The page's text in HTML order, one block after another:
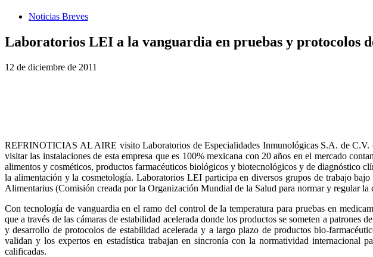
Noticias Breves
Laboratorios LEI a la vanguardia en pruebas y protocolos
12 de diciembre de 2011
REFRINOTICIAS AL AIRE visito Laboratorios de Especialidades Inmunológicas S.A. de
visitar las instalaciones de esta empresa que es 100% mexicana con 20 años en el mercado
alimentos y cosméticos, productos farmacéuticos biológicos y biotecnológicos y de diagnóstico
la alimentación y la cosmetología. Laboratorios LEI participa en diversos grupos de trabajo
Alimentarius (Comisión creada por la Organización Mundial de la Salud para normar y regular la
Con tecnología de vanguardia en el ramo del control de la temperatura para pruebas en
que a través de las cámaras de estabilidad acelerada donde los productos se someten a
y desarrollo de protocolos de estabilidad acelerada y a largo plazo de productos bio-
validan y los expertos en estadística trabajan en sincronía con la normatividad internacional
calificadas.